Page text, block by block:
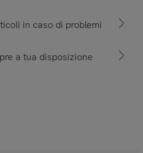
in caso di problemi
a tua disposizione